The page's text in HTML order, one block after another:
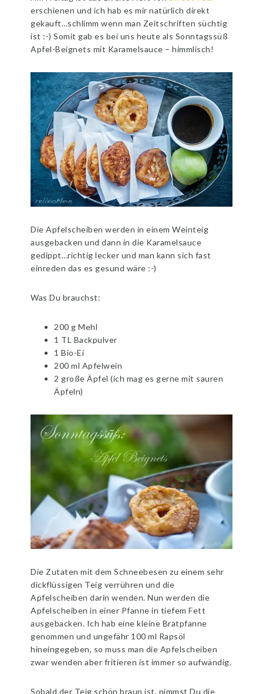
erschienen und ich hab es mir natürlich direkt
gekauft…schlimm wenn man Zeitschriften süchtig
ist :-) Somit gab es bei uns heute als Sonntagssüß
Apfel-Beignets mit Karamelsauce – himmlisch!
Die Apfelscheiben werden in einem Weinteig
ausgebacken und dann in die Karamelsauce
gedippt…richtig lecker und man kann sich fast
einreden das es gesund wäre :-)
Was Du brauchst:
200 g Mehl
1 TL Backpulver
1 Bio-Ei
200 ml Apfelwein
2 große Äpfel (ich mag es gerne mit sauren
Äpfeln)
Die Zutaten mit dem Schneebesen zu einem sehr
dickflüssigen Teig verrühren und die
Apfelscheiben darin wenden. Nun werden die
Apfelscheiben in einer Pfanne in tiefem Fett
ausgebacken. Ich hab eine kleine Bratpfanne
genommen und ungefähr 100 ml Rapsöl
hineingegeben, so muss man die Apfelscheiben
zwar wenden aber fritieren ist immer so aufwändig.
Sobald der Teig schön braun ist, nimmst Du die